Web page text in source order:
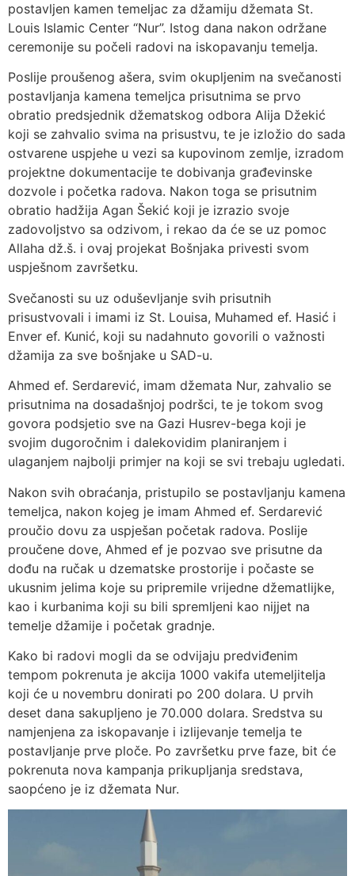
postavljen kamen temeljac za džamiju džemata St.
Louis Islamic Center “Nur”. Istog dana nakon održane
ceremonije su počeli radovi na iskopavanju temelja.
Poslije proušenog ašera, svim okupljenim na svečanosti
postavljanja kamena temeljca prisutnima se prvo
obratio predsjednik džematskog odbora Alija Džekić
koji se zahvalio svima na prisustvu, te je izložio do sada
ostvarene uspjehe u vezi sa kupovinom zemlje, izradom
projektne dokumentacije te dobivanja građevinske
dozvole i početka radova. Nakon toga se prisutnim
obratio hadžija Agan Šekić koji je izrazio svoje
zadovoljstvo sa odzivom, i rekao da će se uz pomoc
Allaha dž.š. i ovaj projekat Bošnjaka privesti svom
uspješnom završetku.
Svečanosti su uz oduševljanje svih prisutnih
prisustvovali i imami iz St. Louisa, Muhamed ef. Hasić i
Enver ef. Kunić, koji su nadahnuto govorili o važnosti
džamija za sve bošnjake u SAD-u.
Ahmed ef. Serdarević, imam džemata Nur, zahvalio se
prisutnima na dosadašnjoj podršci, te je tokom svog
govora podsjetio sve na Gazi Husrev-bega koji je
svojim dugoročnim i dalekovidim planiranjem i
ulaganjem najbolji primjer na koji se svi trebaju ugledati.
Nakon svih obraćanja, pristupilo se postavljanju kamena
temeljca, nakon kojeg je imam Ahmed ef. Serdarević
proučio dovu za uspješan početak radova. Poslije
proučene dove, Ahmed ef je pozvao sve prisutne da
dođu na ručak u dzematske prostorije i počaste se
ukusnim jelima koje su pripremile vrijedne džematlijke,
kao i kurbanima koji su bili spremljeni kao nijjet na
temelje džamije i početak gradnje.
Kako bi radovi mogli da se odvijaju predviđenim
tempom pokrenuta je akcija 1000 vakifa utemeljitelja
koji će u novembru donirati po 200 dolara. U prvih
deset dana sakupljeno je 70.000 dolara. Sredstva su
namjenjena za iskopavanje i izlijevanje temelja te
postavljanje prve ploče. Po završetku prve faze, bit će
pokrenuta nova kampanja prikupljanja sredstava,
saopćeno je iz džemata Nur.